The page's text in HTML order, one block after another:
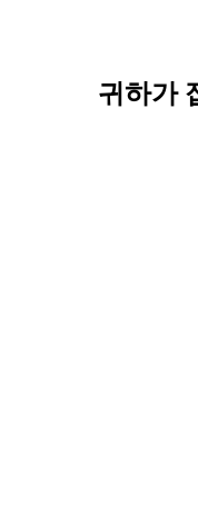
귀하가